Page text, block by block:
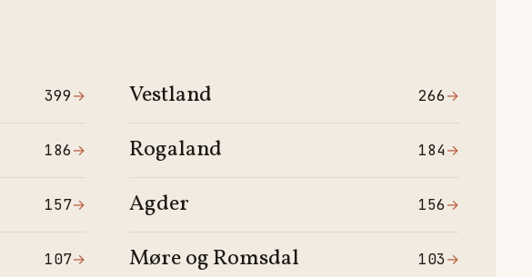
399→ Vestland 266→
186→ Rogaland 184→
157→ Agder 156→
107→ Møre og Romsdal 103→